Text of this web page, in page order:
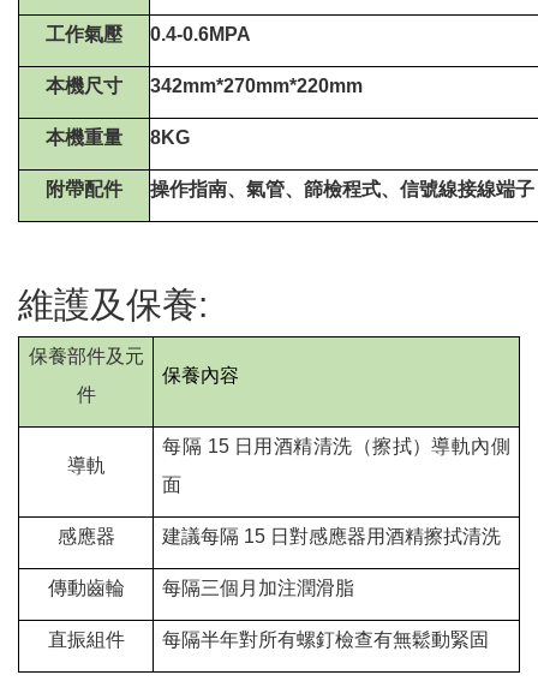
工作氣壓 0.4-0.6MPA
本機尺寸 342mm*270mm*220mm
本機重量 8KG
附帶配件 操作指南、氣管、篩檢程式、信號線接線端子
維護及保養:
保養部件及元
件
保養內容
導軌
每隔 15 日用酒精清洗（擦拭）導軌內側
面
感應器 建議每隔 15 日對感應器用酒精擦拭清洗
傳動齒輪 每隔三個月加注潤滑脂
直振組件 每隔半年對所有螺釘檢查有無鬆動緊固